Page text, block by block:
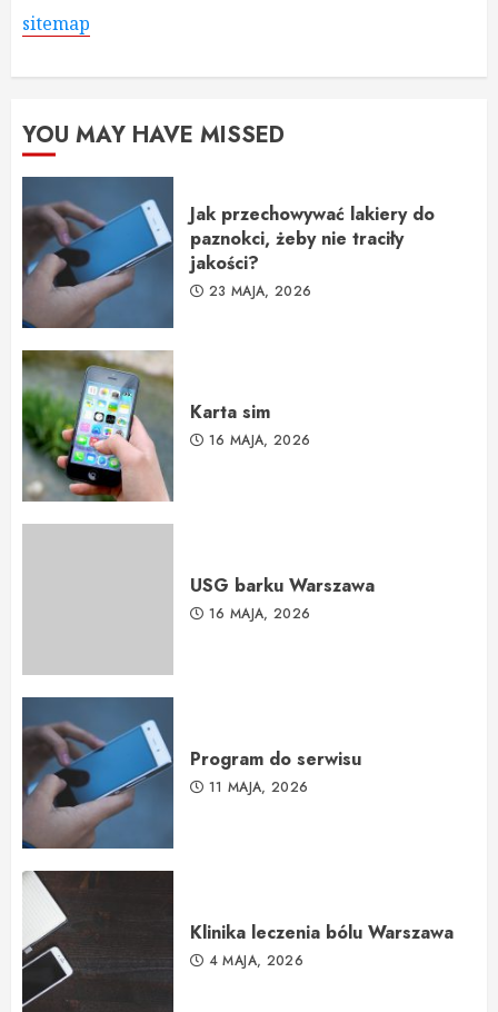
sitemap
YOU MAY HAVE MISSED
Jak przechowywać lakiery do
paznokci, żeby nie traciły
jakości?
23 MAJA, 2026
Karta sim
16 MAJA, 2026
USG barku Warszawa
16 MAJA, 2026
Program do serwisu
11 MAJA, 2026
Klinika leczenia bólu Warszawa
4 MAJA, 2026